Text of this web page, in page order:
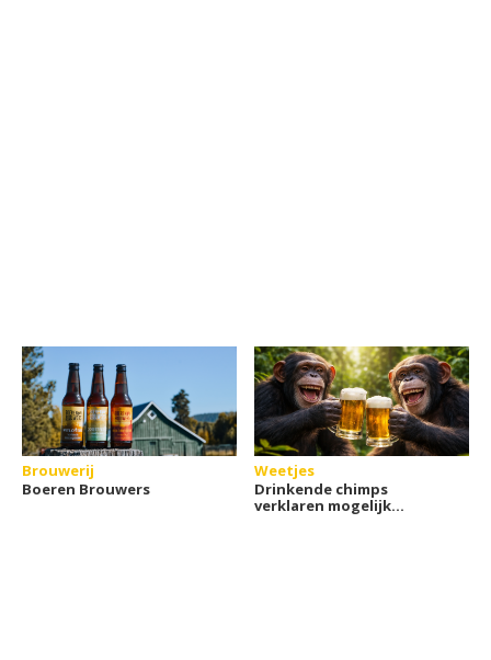
Brouwerij
Boeren Brouwers
Weetjes
Drinkende chimps
verklaren mogelijk